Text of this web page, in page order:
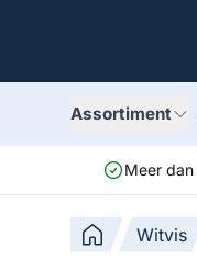
Assortiment
Meer dan
Witvis